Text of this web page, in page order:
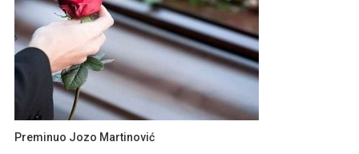
Preminuo Jozo Martinović